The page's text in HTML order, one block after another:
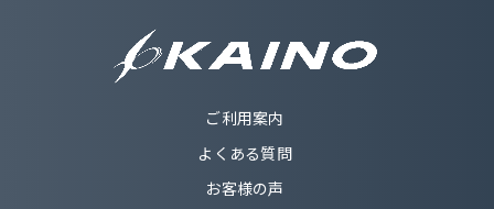
ご利用案内
よくある質問
お客様の声